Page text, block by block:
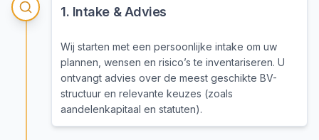
1. Intake & Advies
Wij starten met een persoonlijke intake om uw
plannen, wensen en risico’s te inventariseren. U
ontvangt advies over de meest geschikte BV-
structuur en relevante keuzes (zoals
aandelenkapitaal en statuten).